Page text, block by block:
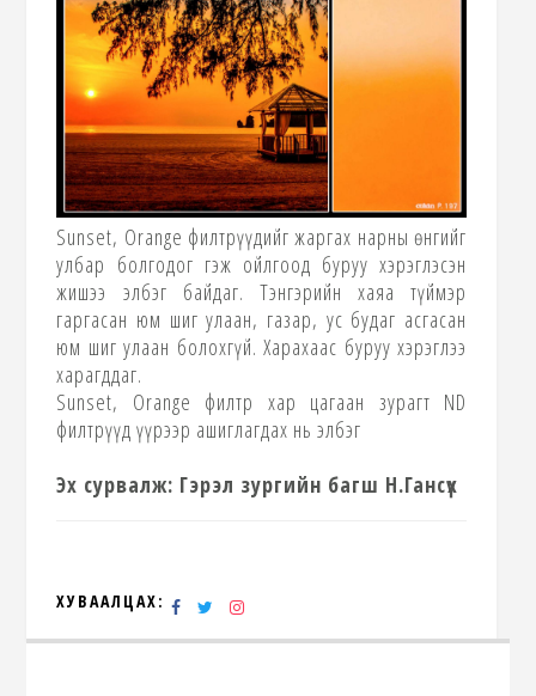
Sunset, Orange филтрүүдийг жаргах нарны өнгийг
улбар болгодог гэж ойлгоод буруу хэрэглэсэн
жишээ элбэг байдаг. Тэнгэрийн хаяа түймэр
гаргасан юм шиг улаан, газар, ус будаг асгасан
юм шиг улаан болохгүй. Харахаас буруу хэрэглээ
харагддаг.
Sunset, Orange филтр хар цагаан зурагт ND
филтрүүд үүрээр ашиглагдах нь элбэг
Эх сурвалж: Гэрэл зургийн багш Н.Гансүх
ХУВААЛЦАХ: